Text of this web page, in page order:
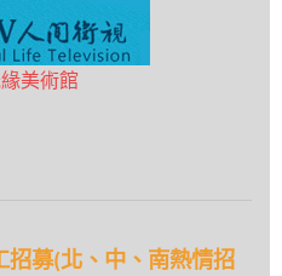
招募(北、中、南熱情招